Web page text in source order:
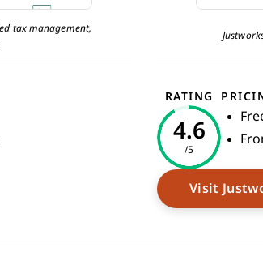
tax management,
RATING
4.6
/5
Visit